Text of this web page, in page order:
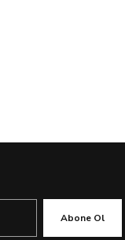
Abone Ol